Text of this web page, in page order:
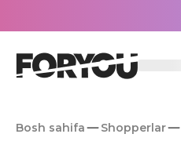
Bosh sahifa Shopperlar